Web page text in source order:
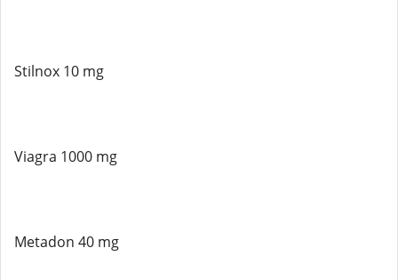
Stilnox 10 mg
Viagra 1000 mg
Metadon 40 mg